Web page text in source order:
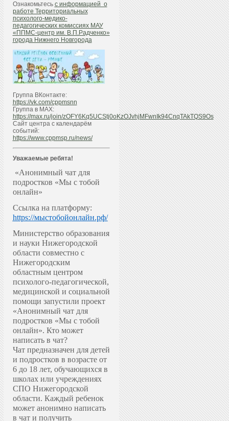
Ознакомьтесь с информацией о
работе Территориальных
психолого-медико-
педагогических комиссиях МАУ
«ППМС-центр им. В.П.Радченко»
города Нижнего Новгорода
Группа ВКонтакте:
https://vk.com/cppmsnn
Группа в МАХ:
https://max.ru/join/zOFY6Kq5UCStj0oKzOJvhjMFwnIk94CnqTAkTQS9Os
Сайт центра с календарём
событий:
https://www.cppmsp.ru/news/
Уважаемые ребята!
«Анонимный чат для
подростков «Мы с тобой
онлайн»
Ссылка на платформу:
https://мыстобойонлайн.рф/
Министерство образования
и науки Нижегородской
области совместно с
Нижегородским
областным центром
психолого-педагогической,
медицинской и социальной
помощи запустили проект
«Анонимный чат для
подростков «Мы с тобой
онлайн». Кто может
написать в чат?
Чат предназначен для детей
и подростков в возрасте от
6 до 18 лет, обучающихся в
школах или учреждениях
СПО Нижегородской
области. Каждый ребенок
может анонимно написать
в чат и получить